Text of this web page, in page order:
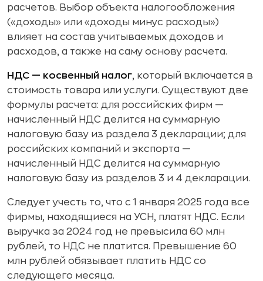
расчетов. Выбор объекта налогообложения
(«доходы» или «доходы минус расходы»)
влияет на состав учитываемых доходов и
расходов, а также на саму основу расчета.
НДС — косвенный налог, который включается в
стоимость товара или услуги. Существуют две
формулы расчета: для российских фирм —
начисленный НДС делится на суммарную
налоговую базу из раздела 3 декларации; для
российских компаний и экспорта —
начисленный НДС делится на суммарную
налоговую базу из разделов 3 и 4 декларации.
Следует учесть то, что с 1 января 2025 года все
фирмы, находящиеся на УСН, платят НДС. Если
выручка за 2024 год не превысила 60 млн
рублей, то НДС не платится. Превышение 60
млн рублей обязывает платить НДС со
следующего месяца.